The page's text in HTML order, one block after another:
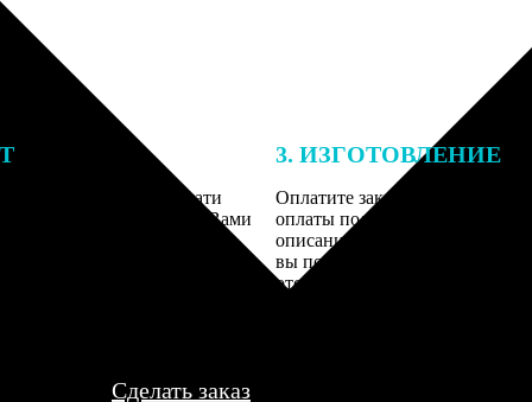
заказа к печати
могут связаться с Вами
3. ИЗГОТОВЛЕНИЕ
Оплатите заказ банковской
оплаты получите
описанием заказа. Когда
вы получите письмо с трек-
отслеживания.
Сделать заказ